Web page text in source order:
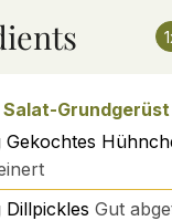
Salat-Grundgerüst
Gekochtes
Dillpickles Gut